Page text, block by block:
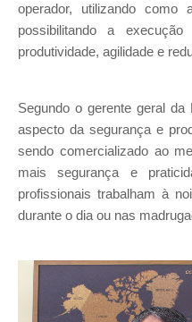
operador, utilizando como
possibilitando a
produtividade, agilidade e
Segundo o gerente geral
aspecto da segurança e
sendo comercializado ao
mais segurança e
profissionais trabalham à
durante o dia ou nas